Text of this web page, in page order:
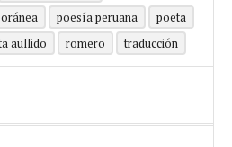
poesía peruana
poeta
aullido romero traducción